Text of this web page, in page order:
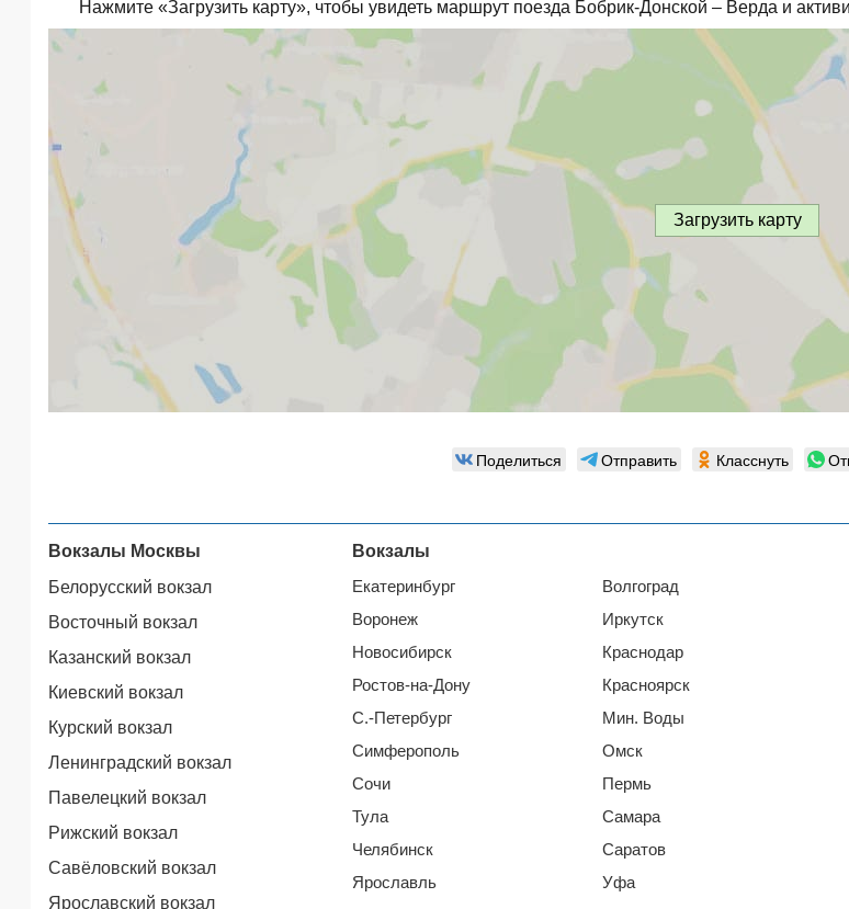
Нажмите «Загрузить карту», чтобы увидеть маршрут поезда Бобрик-Донской – Верда и
Загрузить карту
Поделиться Отправить Класснуть
Вокзалы Москвы
Белорусский вокзал
Восточный вокзал
Казанский вокзал
Киевский вокзал
Курский вокзал
Ленинградский вокзал
Павелецкий вокзал
Рижский вокзал
Савёловский вокзал
Ярославский вокзал
Вокзалы
Екатеринбург
Воронеж
Новосибирск
Ростов-на-Дону
С.-Петербург
Симферополь
Сочи
Тула
Челябинск
Ярославль
Волгоград
Иркутск
Краснодар
Красноярск
Мин. Воды
Омск
Пермь
Самара
Саратов
Уфа